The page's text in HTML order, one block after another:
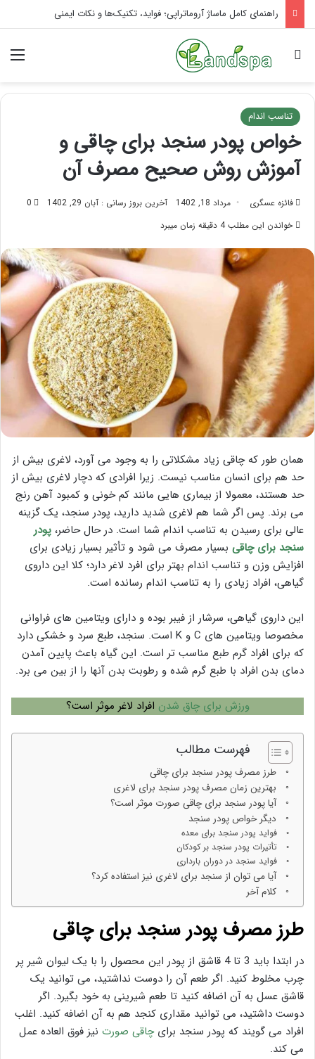
راهنمای کامل ماساژ آروماتراپی؛ فواید، تکنیک‌ها و نکات ایمنی
جستجو برای
تناسب اندام
خواص پودر سنجد برای چاقی و
آموزش روش صحیح مصرف آن
فائزه عسگری مرداد 18, 1402 آخرین بروز رسانی : آبان 29, 1402
0
خواندن این مطلب 4 دقیقه زمان میبرد
همان طور که چاقی زیاد مشکلاتی را به وجود می آورد، لاغری بیش از
حد هم برای انسان مناسب نیست. زیرا افرادی که دچار لاغری بیش از
حد هستند، معمولا از بیماری هایی مانند کم خونی و کمبود آهن رنج
می برند. پس اگر شما هم لاغری شدید دارید، پودر سنجد، یک گزینه
عالی برای رسیدن به تناسب اندام شما است. در حال حاضر، پودر
سنجد برای چاقی بسیار مصرف می شود و تأثیر بسیار زیادی برای
افزایش وزن و تناسب اندام بهتر برای افرد لاغر دارد؛ کلا این داروی
گیاهی، افراد زیادی را به تناسب اندام رسانده است.
این داروی گیاهی، سرشار از فیبر بوده و دارای ویتامین های فراوانی
مخصوصا ویتامین های C و K است. سنجد، طبع سرد و خشکی دارد
که برای افراد گرم طبع مناسب تر است. این گیاه باعث پایین آمدن
دمای بدن افراد با طبع گرم شده و رطوبت بدن آنها را از بین می برد.
ورزش برای چاق شدن افراد لاغر موثر است؟
فهرست مطالب
طرز مصرف پودر سنجد برای چاقی
بهترین زمان مصرف پودر سنجد برای لاغری
آیا پودر سنجد برای چاقی صورت موثر است؟
دیگر خواص پودر سنجد
فواید پودر سنجد برای معده
تأتیرات پودر سنجد بر کودکان
فواید سنجد در دوران بارداری
آیا می توان از سنجد برای لاغری نیز استفاده کرد؟
کلام آخر
طرز مصرف پودر سنجد برای چاقی
در ابتدا باید 3 تا 4 قاشق از پودر این محصول را با یک لیوان شیر پر
چرب مخلوط کنید. اگر طعم آن را دوست نداشتید، می توانید یک
قاشق عسل به آن اضافه کنید تا طعم شیرینی به خود بگیرد. اگر
دوست داشتید، می توانید مقداری کنجد هم به آن اضافه کنید. اغلب
افراد می گویند که پودر سنجد برایچاقی صورت نیز فوق العاده عمل
می کند.